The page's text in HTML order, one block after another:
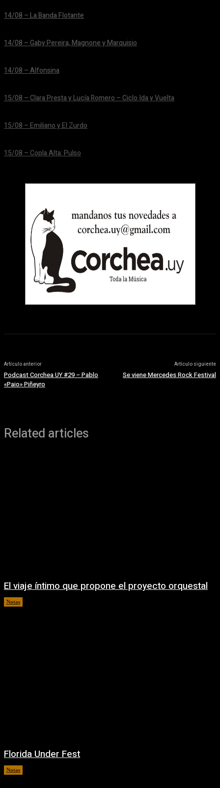
14/08 – La Banda Flotante
14/08 – Gaby Pereira, Magnone y Marquisio
14/08 – Alfonsina
15/08 – Clara Presta y Lucía Romero – Ciclo Ida y Vuelta
15/08 – Emiliano y El Zurdo
15/08 – Copla Alta: Pulso
Artículo anterior
Podcast Corchea UY #29 – Pablo
«Paio» Piñeyro
Artículo siguiente
Se viene Mercedes Rock Festival
Related articles
El viaje íntimo que propone el proyecto orquestal
Notas
Florida Under Fest
Notas